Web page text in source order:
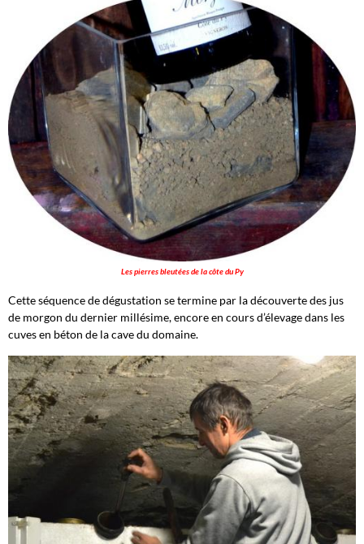
Les pierres bleutées de la côte du Py
Cette séquence de dégustation se termine par la découverte des jus
de morgon du dernier millésime, encore en cours d’élevage dans les
cuves en béton de la cave du domaine.